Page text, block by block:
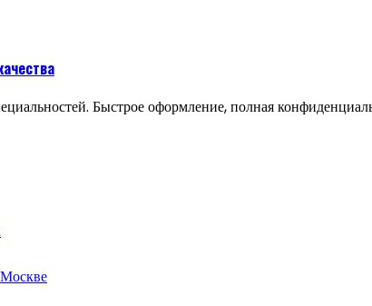
Быстрое оформление, полная